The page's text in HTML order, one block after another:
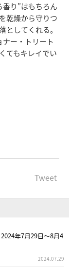
り”はもちろん
乾燥から守りつ
としてくれる。
ー・トリート
てもキレイでい
Tweet
年7月29日～8月4
2024.07.29